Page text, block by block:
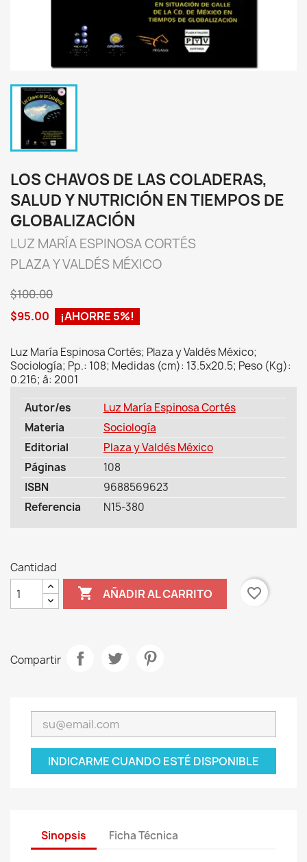
LOS CHAVOS DE LAS COLADERAS,
SALUD Y NUTRICIÓN EN TIEMPOS DE
GLOBALIZACIÓN
LUZ MARÍA ESPINOSA CORTÉS
PLAZA Y VALDÉS MÉXICO
$100.00
$95.00
¡AHORRE 5%!
Luz María Espinosa Cortés; Plaza y Valdés México;
Sociología; Pp.: 108; Medidas (cm): 13.5x20.5; Peso (Kg):
0.216; â: 2001
Autor/es
Luz María Espinosa Cortés
Materia
Sociología
Editorial
Plaza y Valdés México
Páginas
108
ISBN
9688569623
Referencia
N15-380
Cantidad
 AÑADIR AL CARRITO favorite_border
Compartir
INDICARME CUANDO ESTÉ DISPONIBLE
Sinopsis Ficha Técnica